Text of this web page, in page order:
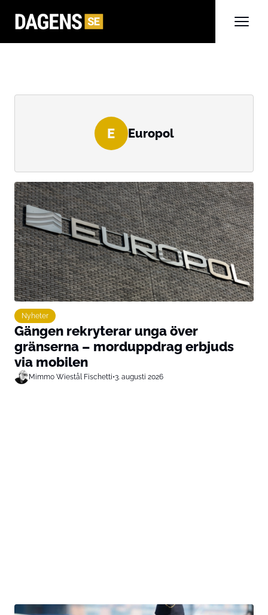
E Europol
Nyheter
Gängen rekryterar unga över
gränserna – morduppdrag erbjuds
via mobilen
Mimmo Wiestål Fischetti•3. augusti 2026